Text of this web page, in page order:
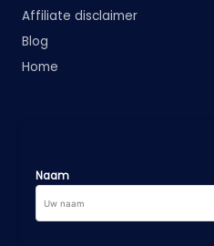
Affiliate disclaimer
Blog
Home
Naam